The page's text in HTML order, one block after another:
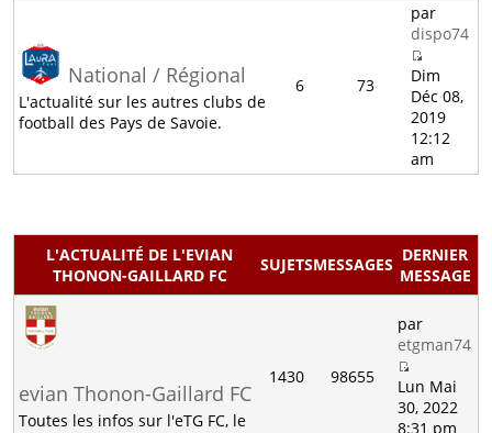
National / Régional
L'actualité sur les autres clubs de
football des Pays de Savoie.
6 73
par
dispo74
Dim
Déc 08,
2019
12:12
am
L'ACTUALITÉ DE L'EVIAN
THONON-GAILLARD FC
SUJETSMESSAGES DERNIER
MESSAGE
evian Thonon-Gaillard FC
Toutes les infos sur l'eTG FC, le
1430 98655
par
etgman74
Lun Mai
30, 2022
8:31 pm